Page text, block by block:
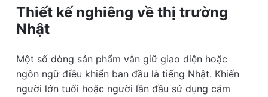
Thiết kế nghiêng về thị trường
Nhật
Một số dòng sản phẩm vẫn giữ giao diện hoặc
ngôn ngữ điều khiển ban đầu là tiếng Nhật. Khiến
người lớn tuổi hoặc người lần đầu sử dụng cảm